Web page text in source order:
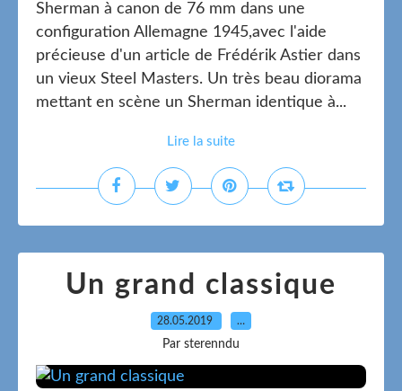
Sherman à canon de 76 mm dans une
configuration Allemagne 1945,avec l'aide
précieuse d'un article de Frédérik Astier dans
un vieux Steel Masters. Un très beau diorama
mettant en scène un Sherman identique à...
Lire la suite
Un grand classique
28.05.2019 …
Par sterenndu